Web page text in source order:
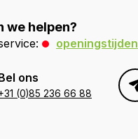
we helpen?
openingstijden
ons
(0)85 236 66 88